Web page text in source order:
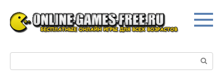
контенту
Поиск: